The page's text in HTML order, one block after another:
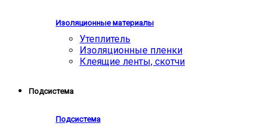
Изоляционные материалы
Утеплитель
Изоляционные пленки
Клеящие ленты, скотчи
Подсистема
Подсистема